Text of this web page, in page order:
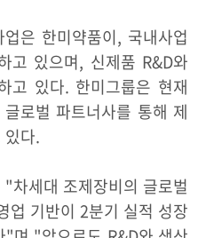
은 한미약품이, 국내사업
고 있으며, 신제품 R&D와
고 있다. 한미그룹은 현재
로벌 파트너사를 통해 제
있다.
차세대 조제장비의 글로벌
업 기반이 2분기 실적 성장